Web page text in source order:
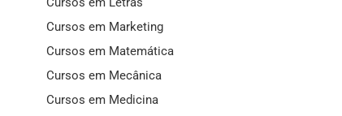
Cursos em Marketing
Cursos em Matemática
Cursos em Mecânica
Cursos em Medicina